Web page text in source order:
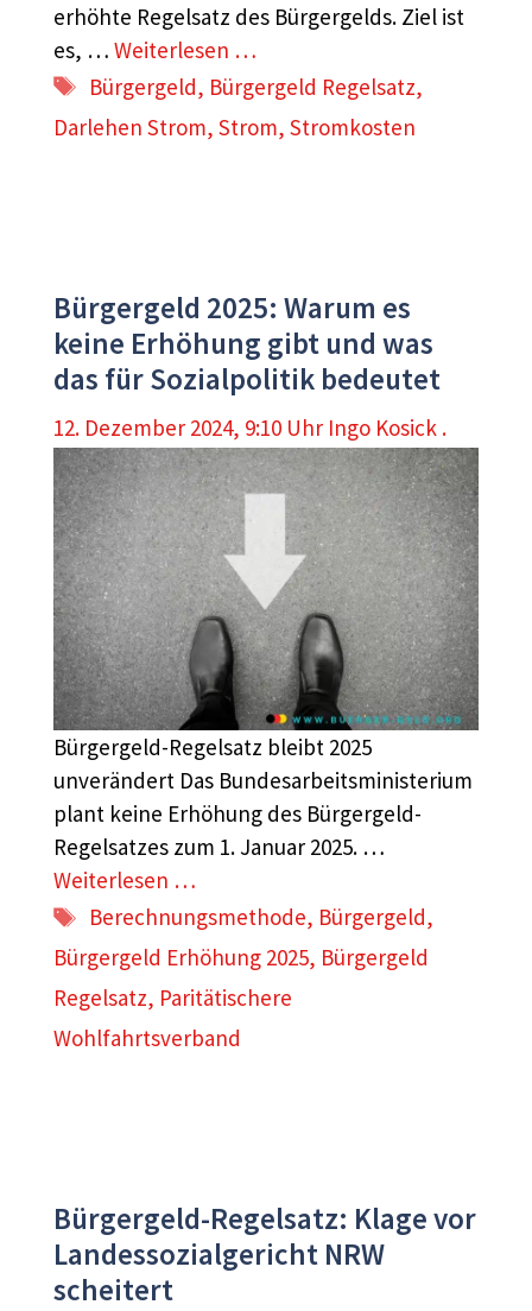
erhöhte Regelsatz des Bürgergelds. Ziel ist
es, … Weiterlesen …
Schlagwörter
Bürgergeld, Bürgergeld Regelsatz,
Darlehen Strom, Strom, Stromkosten
Bürgergeld 2025: Warum es
keine Erhöhung gibt und was
das für Sozialpolitik bedeutet
12. Dezember 2024, 9:10 Uhr Ingo Kosick .
Bürgergeld-Regelsatz bleibt 2025
unverändert Das Bundesarbeitsministerium
plant keine Erhöhung des Bürgergeld-
Regelsatzes zum 1. Januar 2025. …
Weiterlesen …
Schlagwörter
Berechnungsmethode, Bürgergeld,
Bürgergeld Erhöhung 2025, Bürgergeld
Regelsatz, Paritätischere
Wohlfahrtsverband
Bürgergeld-Regelsatz: Klage vor
Landessozialgericht NRW
scheitert